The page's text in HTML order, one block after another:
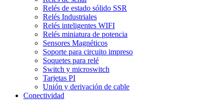
Relés de estado sólido SSR
Relés Industriales
Relés inteligentes WIFI
Relés miniatura de potencia
Sensores Magnéticos
Soporte para circuito impreso
Soquetes para relé
Switch y microswitch
Tarjetas PI
Unión y derivación de cable
Conectividad